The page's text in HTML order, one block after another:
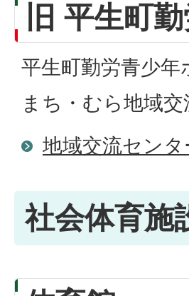
旧 平生町
平生町勤労青少
まち・むら地域
地域交流セン
社会体育施